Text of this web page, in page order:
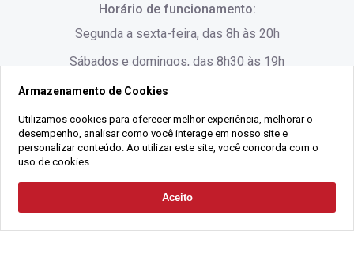
Solicitar Contato
Rua Lauro Linhares, 1080 - Trindade, Florianópolis -
SC
(48) 3220-1045
Alameda César Nascimento, 549, Salas 1, 2 e 3 -
Jurerê, - Florianópolis - SC
Horário de funcionamento:
Segunda a sexta-feira, das 8h às 20h
Sábados e domingos, das 8h30 às 19h
2021 Copyright - Gralha Imóveis CRECI 008060/O - Todos os direitos
CNPJ:18.091.083/0001-37
Armazenamento de Cookies
Utilizamos cookies para oferecer melhor experiência, melhorar o
desempenho, analisar como você interage em nosso site e
personalizar conteúdo. Ao utilizar este site, você concorda com o
uso de cookies.
Aceito